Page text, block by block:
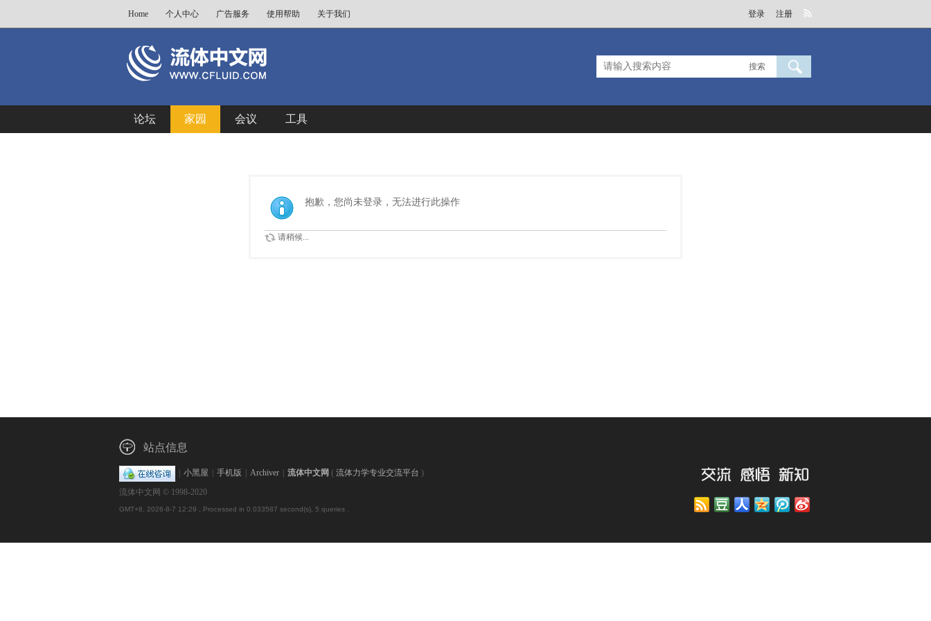
Home 个人中心 广告服务 使用帮助 关于我们 登录 注册
搜索
论坛 家园 会议 工具
抱歉，您尚未登录，无法进行此操作
请稍候...
站点信息
小黑屋 手机版 Archiver 流体中文网 ( 流体力学专业交流平台 )
流体中文网 © 1998-2020
GMT+8, 2026-8-7 12:29 , Processed in 0.033587 second(s), 5 queries .